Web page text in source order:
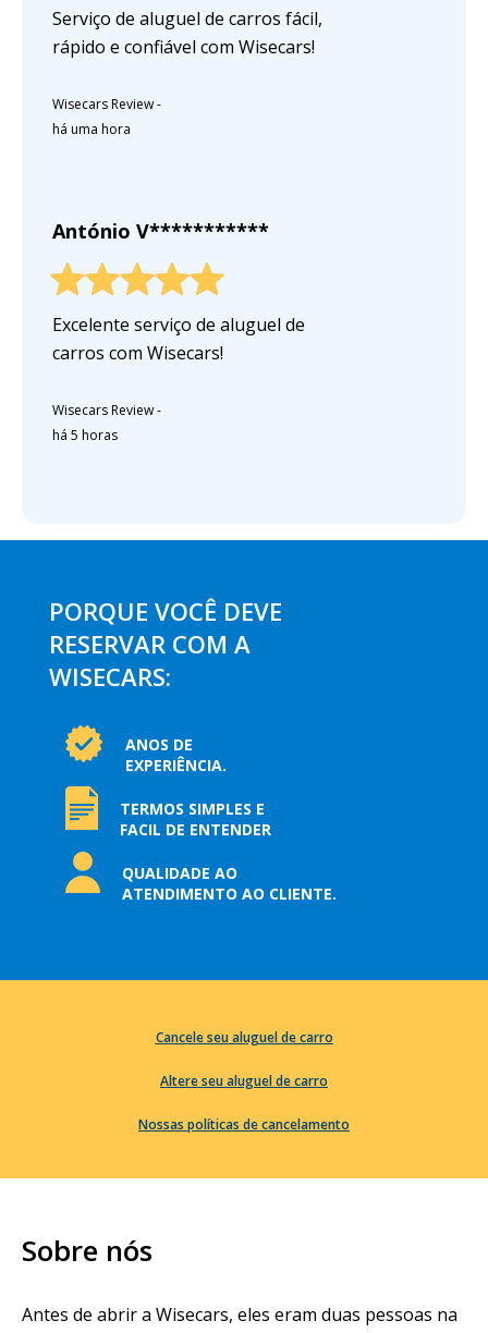
Serviço de aluguel de carros fácil,
rápido e confiável com Wisecars!
Wisecars Review-
há uma hora
António V***********
Excelente serviço de aluguel de
carros com Wisecars!
Wisecars Review-
há 5 horas
PORQUE VOCÊ DEVE
RESERVAR COM A
WISECARS:
ANOS DE
EXPERIÊNCIA.
TERMOS SIMPLES E
FACIL DE ENTENDER
QUALIDADE AO
ATENDIMENTO AO CLIENTE.
Cancele seu aluguel de carro
Altere seu aluguel de carro
Nossas políticas de cancelamento
Sobre nós
Antes de abrir a Wisecars, eles eram duas pessoas na